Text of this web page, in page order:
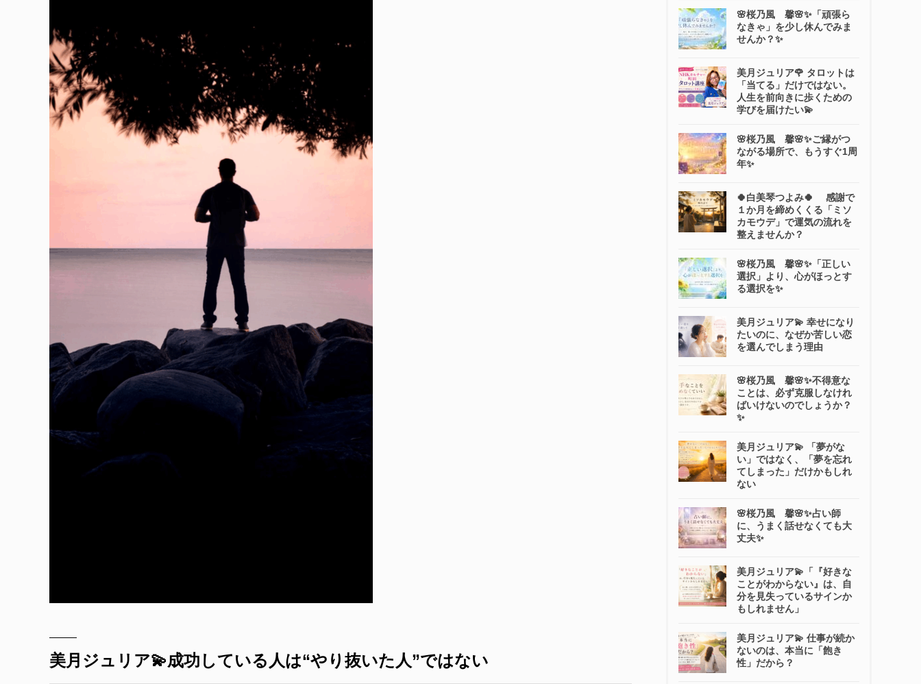
美月ジュリア💫成功している人は“やり抜いた人”ではない
🌸桜乃風 馨🌸✨「頑張ら
なきゃ」を少し休んでみま
せんか？✨
美月ジュリア🌹 タロットは
「当てる」だけではない。
人生を前向きに歩くための
学びを届けたい💫
🌸桜乃風 馨🌸✨ご縁がつ
ながる場所で、もうすぐ1周
年✨
🍀白美琴つよみ🍀 感謝で
１か月を締めくくる「ミソ
カモウデ」で運気の流れを
整えませんか？
🌸桜乃風 馨🌸✨「正しい
選択」より、心がほっとす
る選択を✨
美月ジュリア💫 幸せになり
たいのに、なぜか苦しい恋
を選んでしまう理由
🌸桜乃風 馨🌸✨不得意な
ことは、必ず克服しなけれ
ばいけないのでしょうか？
✨
美月ジュリア💫 「夢がな
い」ではなく、「夢を忘れ
てしまった」だけかもしれ
ない
🌸桜乃風 馨🌸✨占い師
に、うまく話せなくても大
丈夫✨
美月ジュリア💫「『好きな
ことがわからない』は、自
分を見失っているサインか
もしれません」
美月ジュリア💫 仕事が続か
ないのは、本当に「飽き
性」だから？